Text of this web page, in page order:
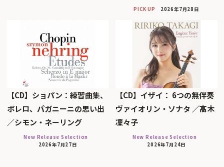
PICK UP 2026年7月28日
【CD】ショパン：練習曲集、
ボレロ、パガニーニの思い出
／シモン・ネーリング
New Release Selection
2026年7月27日
【CD】イザイ： 6つの無伴奏
ヴァイオリン・ソナタ ／髙木
凜々子
New Release Selection
2026年7月24日